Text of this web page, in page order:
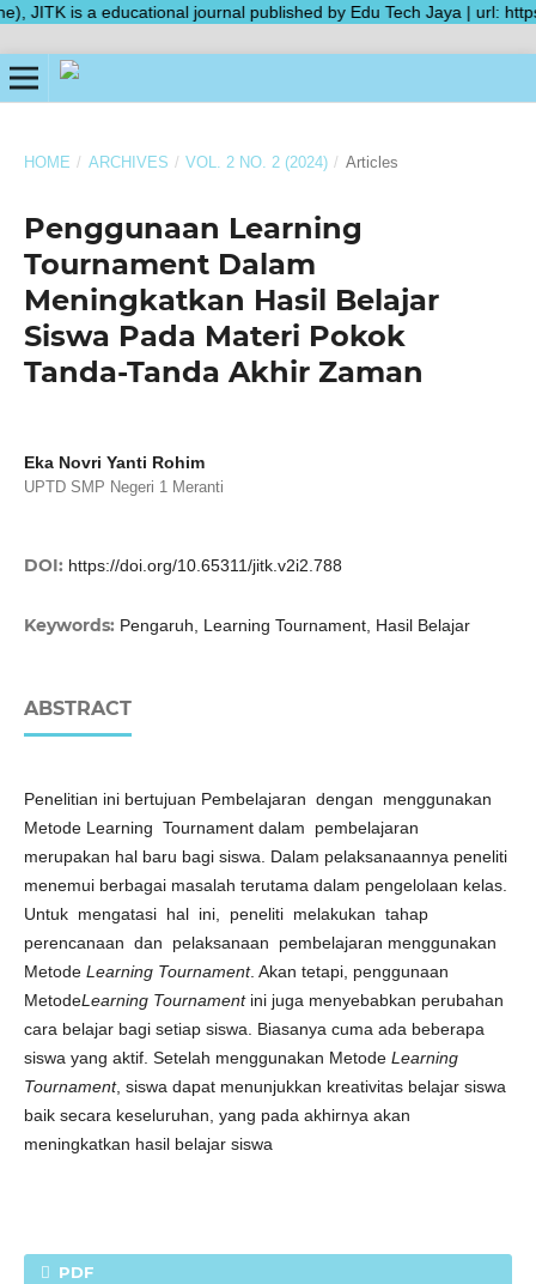
is a educational journal published by Edu Tech Jaya | url:
HOME / ARCHIVES / VOL. 2 NO. 2 (2024) / Articles
Penggunaan Learning
Tournament Dalam
Meningkatkan Hasil Belajar
Siswa Pada Materi Pokok
Tanda-Tanda Akhir Zaman
Eka Novri Yanti Rohim
UPTD SMP Negeri 1 Meranti
DOI: https://doi.org/10.65311/jitk.v2i2.788
Keywords: Pengaruh, Learning Tournament, Hasil Belajar
ABSTRACT
Penelitian ini bertujuan Pembelajaran dengan menggunakan
Metode Learning Tournament dalam pembelajaran
merupakan hal baru bagi siswa. Dalam pelaksanaannya peneliti
menemui berbagai masalah terutama dalam pengelolaan kelas.
Untuk mengatasi hal ini, peneliti melakukan tahap
perencanaan dan pelaksanaan pembelajaran menggunakan
Metode Learning Tournament. Akan tetapi, penggunaan
MetodeLearning Tournamentini juga menyebabkan perubahan
cara belajar bagi setiap siswa. Biasanya cuma ada beberapa
siswa yang aktif. Setelah menggunakan Metode Learning
Tournament, siswa dapat menunjukkan kreativitas belajar siswa
baik secara keseluruhan, yang pada akhirnya akan
meningkatkan hasil belajar siswa
PDF